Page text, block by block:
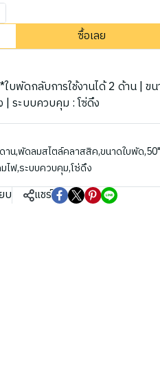
ซื้อเลย
บพัดกลับการใช้งานได้ 2 ด้าน | ขน
ระบบควบคุม : โซ่ดึง
าน,พัดลมสไตล์คลาสสิค,ขนาดใบพัด,
ไฟ,ระบบควบคุม,โซ่ดึง
บ แชร์